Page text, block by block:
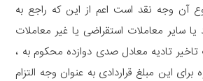
آن وجه نقد است اعم از این که راجع به
یا سایر معاملات استقراضی یا غیر معاملات
تادیه معادل صدی دوازده محکوم به ،
این مبلغ قراردادی به عنوان وجه التزام